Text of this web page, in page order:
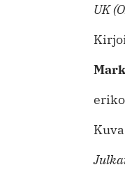
UK